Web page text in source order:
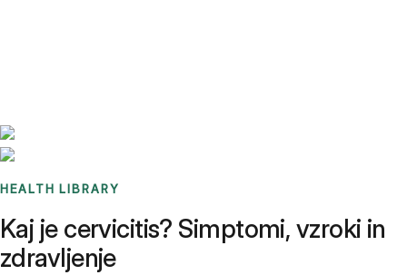
HEALTH LIBRARY
Kaj je cervicitis? Simptomi, vzroki in
zdravljenje